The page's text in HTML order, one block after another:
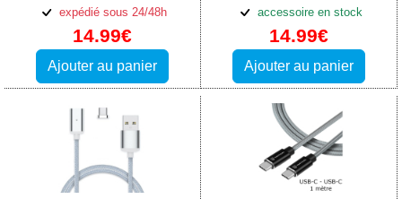
100W
expédié sous 24/48h
14.99€
Ajouter au panier
et connectivité Blackberry
Key2
accessoire en stock
14.99€
Ajouter au panier